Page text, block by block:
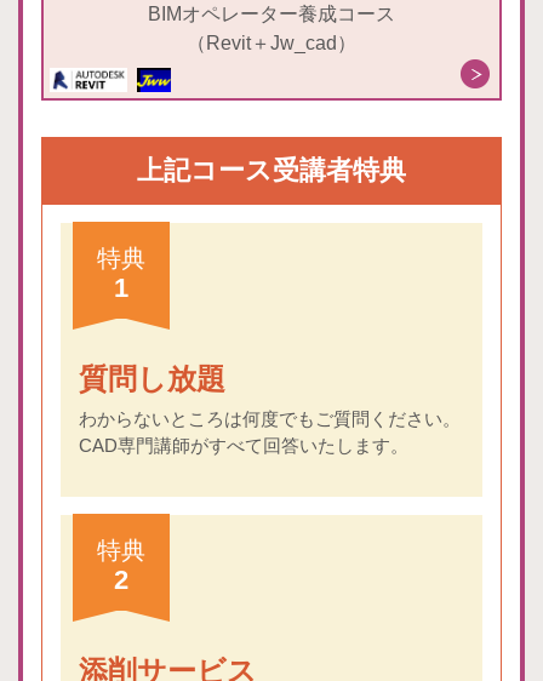
BIMオペレーター養成コース
（Revit＋Jw_cad）
上記コース受講者特典
特典
1
質問し放題
わからないところは何度でもご質問ください。
CAD専門講師がすべて回答いたします。
特典
2
添削サービス